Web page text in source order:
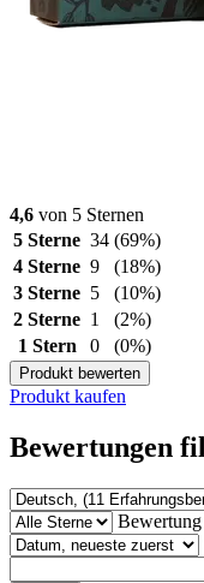
4,6 von 5 Sternen
5 Sterne 34 (69%)
4 Sterne 9
(18%)
3 Sterne 5
(10%)
2 Sterne 1
(2%)
1 Stern
0 (0%)
Produkt bewerten
Produkt kaufen
Bewertungen
Bewertung